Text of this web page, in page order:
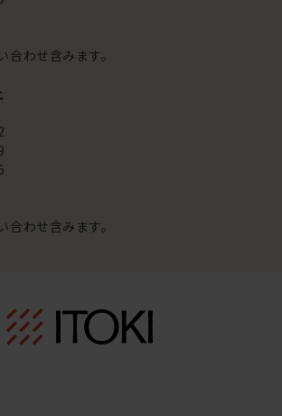
わせ含みます。
わせ含みます。